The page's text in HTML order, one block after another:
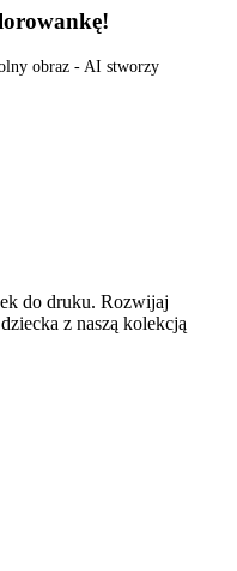
obraz - AI stworzy
do druku. Rozwijaj
z naszą kolekcją